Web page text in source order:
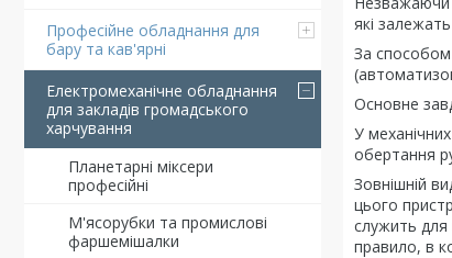
Професійне обладнання для
бару та кав'ярні
Електромеханічне обладнання
для закладів громадського
харчування
Планетарні міксери
професійні
М'ясорубки та промислові
фаршемішалки
які
За способом
Основне
У
обертання
Зовнішній
цього
служить для
правило, в